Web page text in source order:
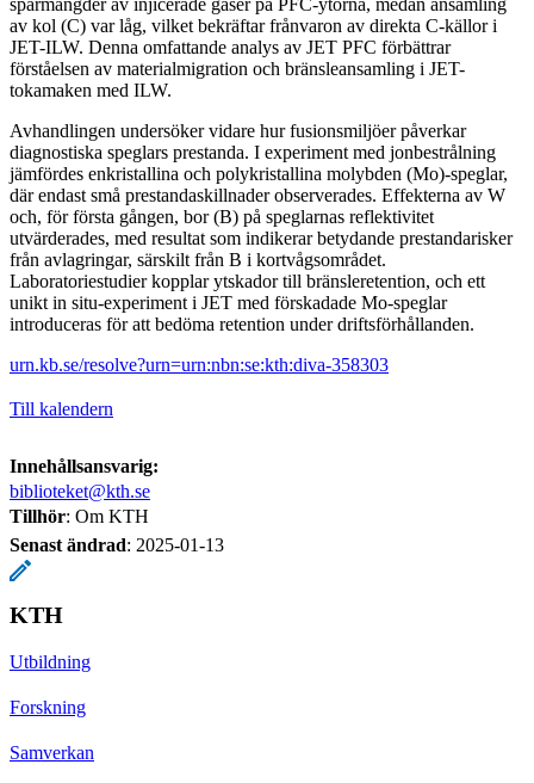
spårmängder av injicerade gaser på PFC-ytorna, medan ansamling
av kol (C) var låg, vilket bekräftar frånvaron av direkta C-källor i
JET-ILW. Denna omfattande analys av JET PFC förbättrar
förståelsen av materialmigration och bränsleansamling i JET-
tokamaken med ILW.
Avhandlingen undersöker vidare hur fusionsmiljöer påverkar
diagnostiska speglars prestanda. I experiment med jonbestrålning
jämfördes enkristallina och polykristallina molybden (Mo)-speglar,
där endast små prestandaskillnader observerades. Effekterna av W
och, för första gången, bor (B) på speglarnas reflektivitet
utvärderades, med resultat som indikerar betydande prestandarisker
från avlagringar, särskilt från B i kortvågsområdet.
Laboratoriestudier kopplar ytskador till bränsleretention, och ett
unikt in situ-experiment i JET med förskadade Mo-speglar
introduceras för att bedöma retention under driftsförhållanden.
urn.kb.se/resolve?urn=urn:nbn:se:kth:diva-358303
Till kalendern
Innehållsansvarig:
biblioteket@kth.se
Tillhör: Om KTH
Senast ändrad: 2025-01-13
KTH
Utbildning
Forskning
Samverkan